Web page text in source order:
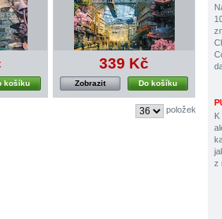
košíku
339 Kč
Do košíku
Zobrazit
položek
z